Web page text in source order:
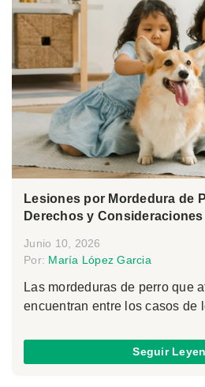
Lesiones por Mordedura de
Derechos y
Junio 10, 2026
Por: María López Garcia
Las mordeduras de perro que
encuentran entre los casos de
Seguir